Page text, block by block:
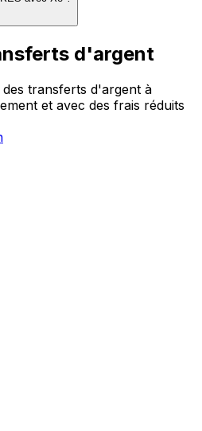
d'argent
transferts d'argent à
et avec des frais réduits